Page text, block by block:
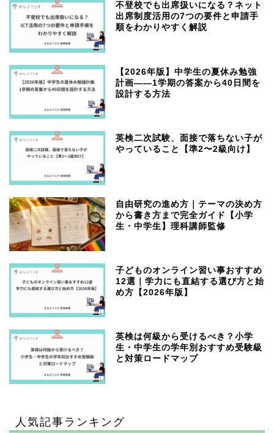
不登校でも出席扱いになる？ネット
出席制度活用の7つの要件と申請手
順をわかりやすく解説
【2026年版】中学生の夏休み勉強
計画——1学期の答案から40日間を
設計する方法
英検二次試験、面接で落ちない子が
やっていること【準2〜2級向け】
自由研究の進め方｜テーマの決め方
から書き方まで完全ガイド【小学
生・中学生】理科講師監修
子どものオンライン習い事おすすめ
12選｜学力にも直結する選び方と始
め方【2026年版】
英検は何級から受けるべき？小学
生・中学生の学年別おすすめ受験級
と対策ロードマップ
人気記事ランキング